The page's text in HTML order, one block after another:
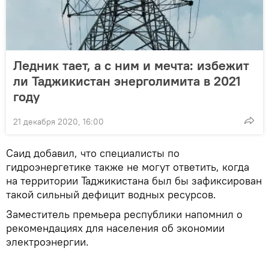
Ледник тает, а с ним и мечта: избежит
ли Таджикистан энерголимита в 2021
году
21 декабря 2020, 16:00
Саид добавил, что специалисты по
гидроэнергетике также не могут ответить, когда
на территории Таджикистана был бы зафиксирован
такой сильный дефицит водных ресурсов.
Заместитель премьера республики напомнил о
рекомендациях для населения об экономии
электроэнергии.